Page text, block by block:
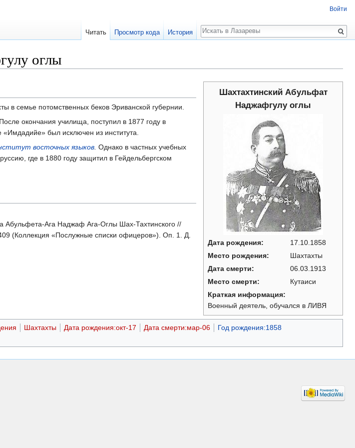
оглы
Шахтахтинский Абульфат
Наджафгулу оглы
Дата рождения:
17.10.1858
Место рождения:
Шахтахты
Дата смерти:
06.03.1913
Место смерти:
Кутаиси
Краткая информация:
Военный деятель, обучался в ЛИВЯ
в семье потомственных беков Эриванской губернии.
окончания училища, поступил в 1877 году в
«Имдадийе» был исключен из института.
восточных языков Однако в частных учебных
где в 1880 году защитил в Гейдельбергском
Абульфета-Ага Наджаф Ага-Оглы Шах-Тахтинского //
(Коллекция «Послужные списки офицеров»). Оп. 1. Д.
Шахтахты Дата рождения:окт-17 Дата смерти:мар-06
Год рождения:1858
Войти
Читать Просмотр кода История
Поиск